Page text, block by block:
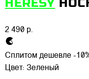
HERESY
2 490 р.
Сплитом дешевле -
Цвет: Зеленый